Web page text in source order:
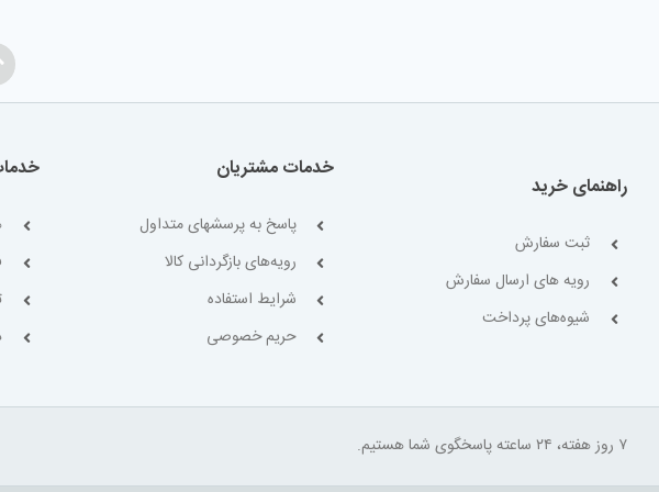
راهنمای خرید
ثبت سفارش
رویه های ارسال سفارش
شیوه‌های پرداخت
خدمات مشتریان
پاسخ به پرسشهای متداول
رویه‌های بازگردانی کالا
شرایط استفاده
حریم خصوصی
۷ روز هفته، ۲۴ ساعته پاسخگوی شما هستیم.